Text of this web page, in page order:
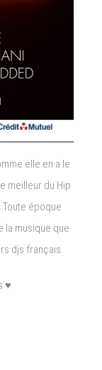
elle en a le
meilleur du Hip
Toute époque
la musique que
djs français.
♥